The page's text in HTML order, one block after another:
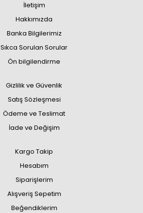
İletişim
Hakkımızda
Banka Bilgilerimiz
Sıkca Sorulan Sorular
Ön bilgilendirme
Gizlilik ve Güvenlik
Satış Sözleşmesi
Ödeme ve Teslimat
İade ve Değişim
Kargo Takip
Hesabım
Siparişlerim
Alışveriş Sepetim
Beğendiklerim